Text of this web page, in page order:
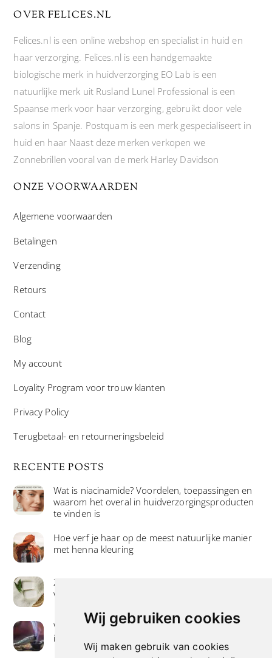
Wij gebruiken cookies
Wij maken gebruik van cookies
OVER FELICES.NL
Felices.nl is een online webshop en specialist in huid en
haar verzorging. Felices.nl is een handgemaakte
biologische merk in huidverzorging EO Lab is een
natuurlijke merk uit Rusland Lunel Professional is een
Spaanse merk voor haar verzorging, gebruikt door vele
salons in Spanje. Postquam is een merk gespecialiseert in
huid en haar Naast deze merken verkopen we
Zonnebrillen vooral van de merk Harley Davidson
ONZE VOORWAARDEN
Algemene voorwaarden
Betalingen
Verzending
Retours
Contact
Blog
My account
Loyality Program voor trouw klanten
Privacy Policy
Terugbetaal- en retourneringsbeleid
RECENTE POSTS
Wat is niacinamide? Voordelen, toepassingen en
waarom het overal in huidverzorgingsproducten
te vinden is
Hoe verf je haar op de meest natuurlijke manier
met henna kleuring
Zeep met een hoog vetgehalte: mythe of
werkelijkheid?
Wierook betekenis geven : geurende avonturen
in je huis